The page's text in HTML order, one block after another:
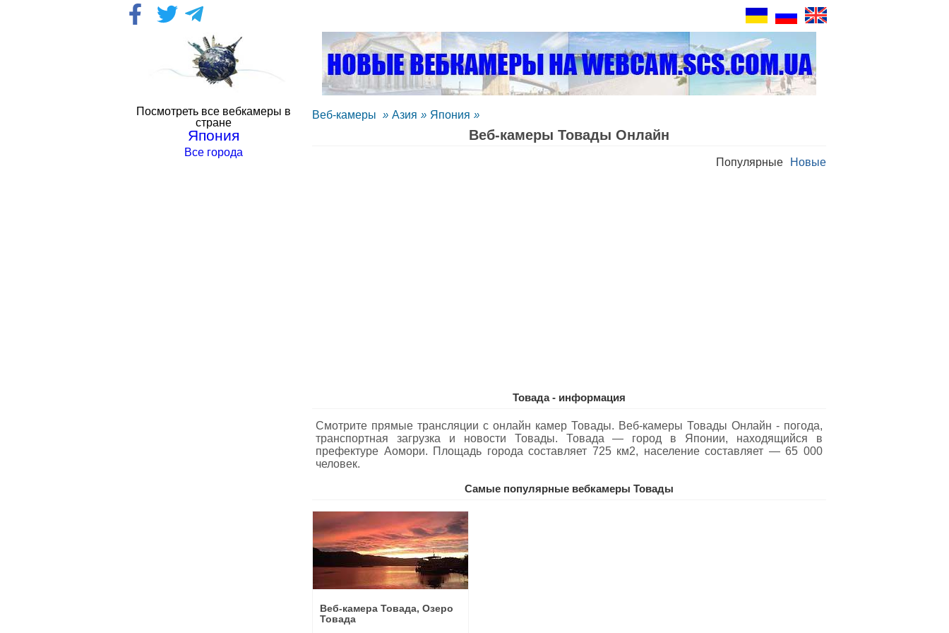
Посмотреть все вебкамеры в
стране
Япония
Все города
Веб-камеры » Азия » Япония »
Веб-камеры Товады Oнлайн
Новые
Популярные
Товада - информация
Смотрите прямые трансляции с онлайн камер Товады. Веб-камеры Товады Oнлайн - погода,
транспортная загрузка и новости Товады. Товада — город в Японии, находящийся в
префектуре Аомори. Площадь города составляет 725 км2, население составляет — 65 000
человек.
Самые популярные вебкамеры Товады
Веб-камера Товада, Озеро
Товада